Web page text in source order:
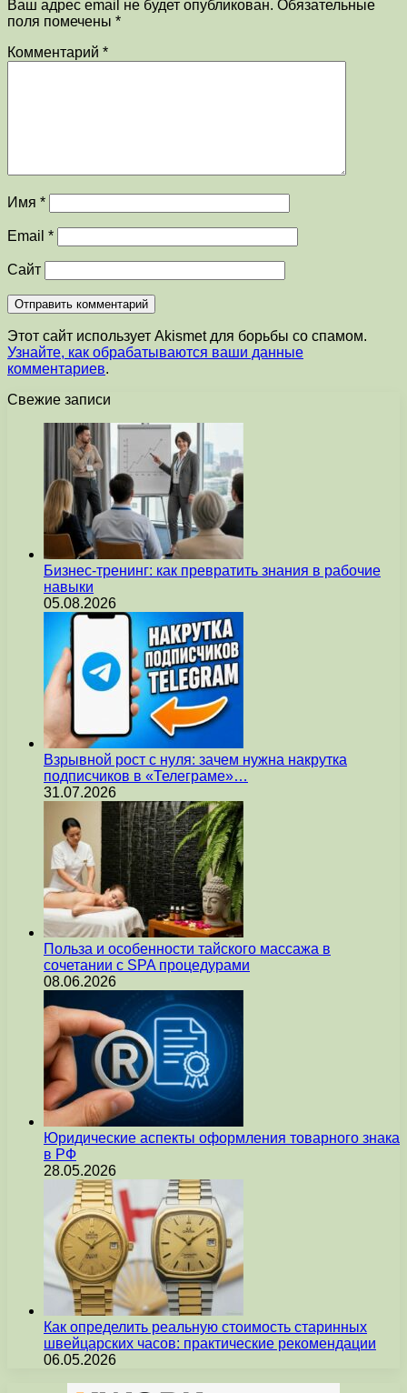
Ваш адрес email не будет опубликован. Обязательные
поля помечены *
Комментарий *
Имя *
Email *
Сайт
Этот сайт использует Akismet для борьбы со спамом.
Узнайте, как обрабатываются ваши данные
комментариев.
Свежие записи
Бизнес-тренинг: как превратить знания в рабочие
навыки
05.08.2026
Взрывной рост с нуля: зачем нужна накрутка
подписчиков в «Телеграме»…
31.07.2026
Польза и особенности тайского массажа в
сочетании с SPA процедурами
08.06.2026
Юридические аспекты оформления товарного знака
в РФ
28.05.2026
Как определить реальную стоимость старинных
швейцарских часов: практические рекомендации
06.05.2026